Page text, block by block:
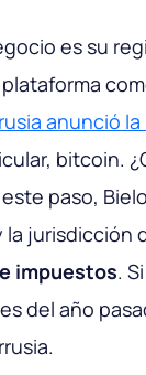
es su
anunció
bitcoin.
paso,
la jurisdicción
impuestos.
del año